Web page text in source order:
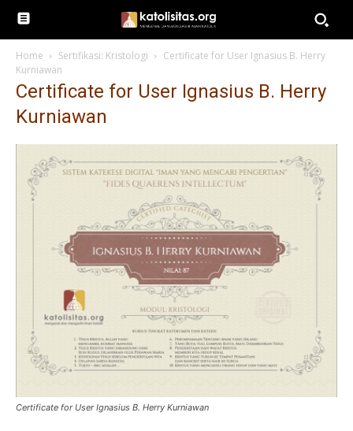
Home Sertifikasi: Kristologi
Certificate for User Ignasius B. Herry
Kurniawan
Certificate for User Ignasius B. Herry
Kurniawan
Certificate for User Ignasius B. Herry Kurniawan